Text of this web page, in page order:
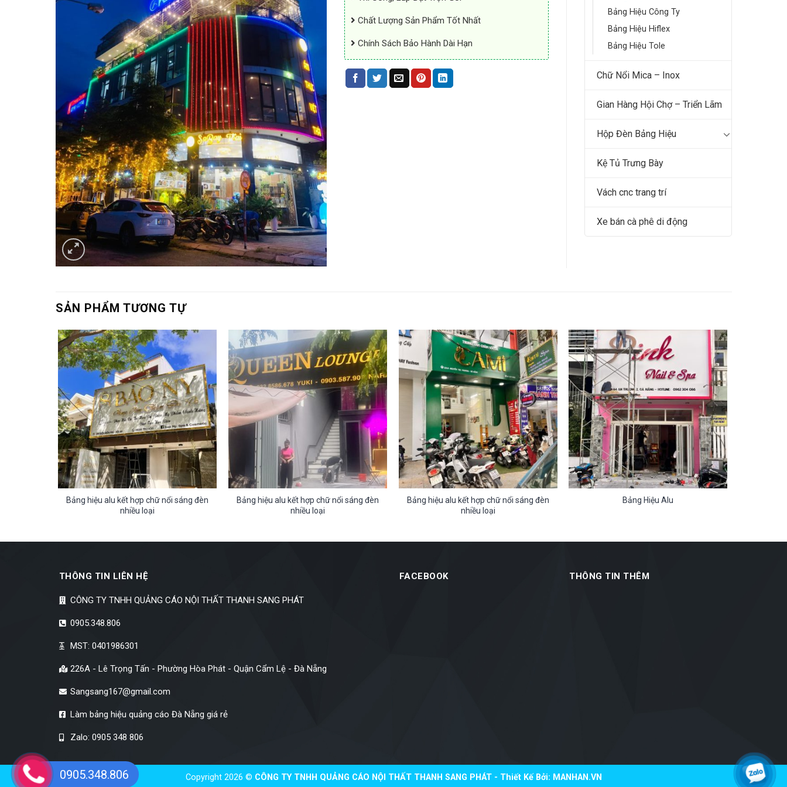
Chất Lượng Sản Phẩm Tốt Nhất
Chính Sách Bảo Hành Dài Hạn
Bảng Hiệu Công Ty
Bảng Hiệu Hiflex
Bảng Hiệu Tole
Chữ Nổi Mica – Inox
Gian Hàng Hội Chợ – Triển Lãm
Hộp Đèn Bảng Hiệu
Kệ Tủ Trưng Bày
Vách cnc trang trí
Xe bán cà phê di động
SẢN PHẨM TƯƠNG TỰ
Bảng hiệu alu kết hợp chữ nổi sáng đèn
nhiều loại
Bảng hiệu alu kết hợp chữ nổi sáng đèn
nhiều loại
Bảng hiệu alu kết hợp chữ nổi sáng đèn
nhiều loại
Bảng Hiệu Alu
THÔNG TIN LIÊN HỆ
CÔNG TY TNHH QUẢNG CÁO NỘI THẤT THANH SANG PHÁT
0905.348.806
MST: 0401986301
226A - Lê Trọng Tấn - Phường Hòa Phát - Quận Cẩm Lệ - Đà Nẵng
Sangsang167@gmail.com
Làm bảng hiệu quảng cáo Đà Nẵng giá rẻ
Zalo: 0905 348 806
FACEBOOK THÔNG TIN THÊM
Copyright 2026 © CÔNG TY TNHH QUẢNG CÁO NỘI THẤT THANH SANG PHÁT - Thiết Kế Bởi: MANHAN.VN
0905.348.806